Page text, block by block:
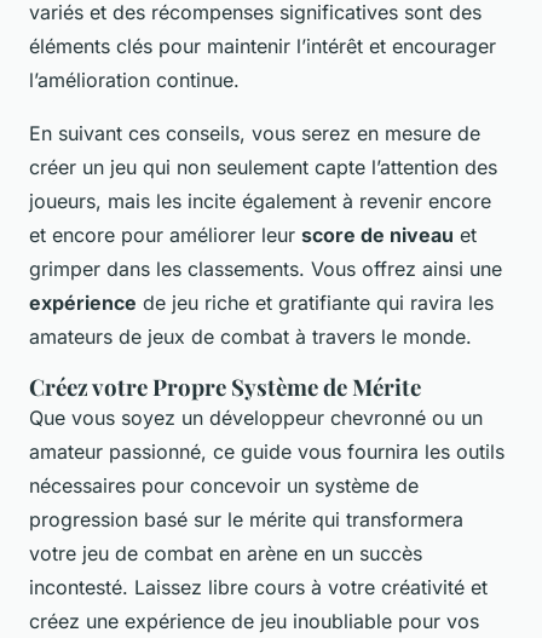
variés et des récompenses significatives sont des
éléments clés pour maintenir l’intérêt et encourager
l’amélioration continue.
En suivant ces conseils, vous serez en mesure de
créer un jeu qui non seulement capte l’attention des
joueurs, mais les incite également à revenir encore
et encore pour améliorer leur score de niveau et
grimper dans les classements. Vous offrez ainsi une
expérience de jeu riche et gratifiante qui ravira les
amateurs de jeux de combat à travers le monde.
Créez votre Propre Système de Mérite
Que vous soyez un développeur chevronné ou un
amateur passionné, ce guide vous fournira les outils
nécessaires pour concevoir un système de
progression basé sur le mérite qui transformera
votre jeu de combat en arène en un succès
incontesté. Laissez libre cours à votre créativité et
créez une expérience de jeu inoubliable pour vos